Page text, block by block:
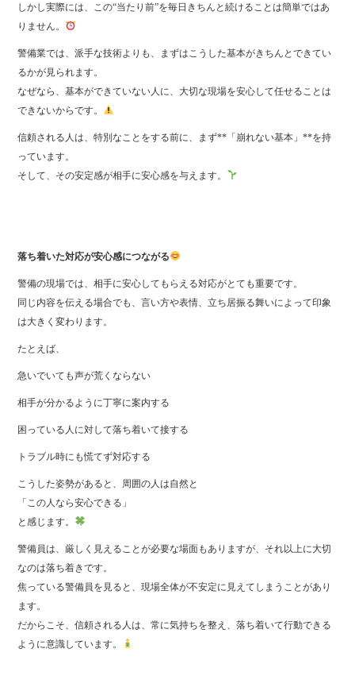
しかし実際には、この“当たり前”を毎日きちんと続けることは簡単ではあ
りません。
警備業では、派手な技術よりも、まずはこうした基本がきちんとできてい
るかが見られます。
なぜなら、基本ができていない人に、大切な現場を安心して任せることは
できないからです。
信頼される人は、特別なことをする前に、まず**「崩れない基本」**を持
っています。
そして、その安定感が相手に安心感を与えます。
落ち着いた対応が安心感につながる
警備の現場では、相手に安心してもらえる対応がとても重要です。
同じ内容を伝える場合でも、言い方や表情、立ち居振る舞いによって印象
は大きく変わります。
たとえば、
急いでいても声が荒くならない
相手が分かるように丁寧に案内する
困っている人に対して落ち着いて接する
トラブル時にも慌てず対応する
こうした姿勢があると、周囲の人は自然と
「この人なら安心できる」
と感じます。
警備員は、厳しく見えることが必要な場面もありますが、それ以上に大切
なのは落ち着きです。
焦っている警備員を見ると、現場全体が不安定に見えてしまうことがあり
ます。
だからこそ、信頼される人は、常に気持ちを整え、落ち着いて行動できる
ように意識しています。